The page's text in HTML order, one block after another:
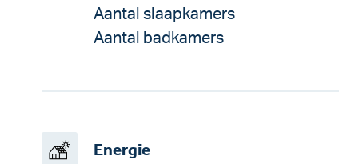
Aantal slaapkamers
Aantal badkamers
Energie